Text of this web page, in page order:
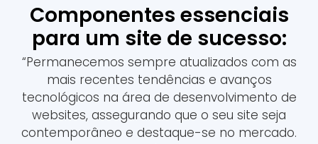
Componentes essenciais
para um site de sucesso:
“Permanecemos sempre atualizados com as
mais recentes tendências e avanços
tecnológicos na área de desenvolvimento de
websites, assegurando que o seu site seja
contemporâneo e destaque-se no mercado.